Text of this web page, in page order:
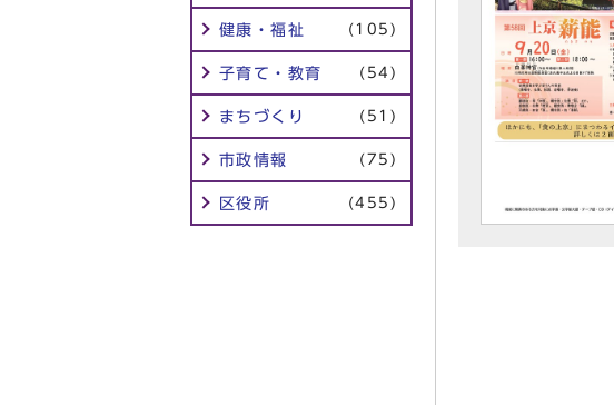
健康・福祉 (105)
子育て・教育 (54)
まちづくり (51)
市政情報 (75)
区役所 (455)